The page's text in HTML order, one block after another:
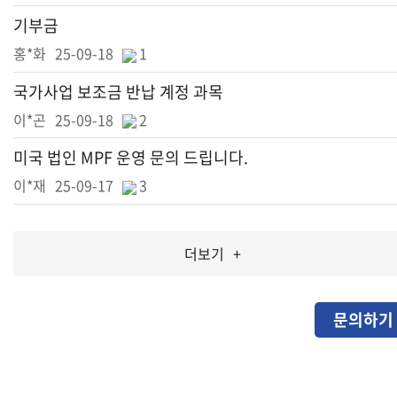
기부금
홍*화 25-09-18 1
국가사업 보조금 반납 계정 과목
이*곤 25-09-18 2
미국 법인 MPF 운영 문의 드립니다.
이*재 25-09-17 3
더보기 +
문의하기